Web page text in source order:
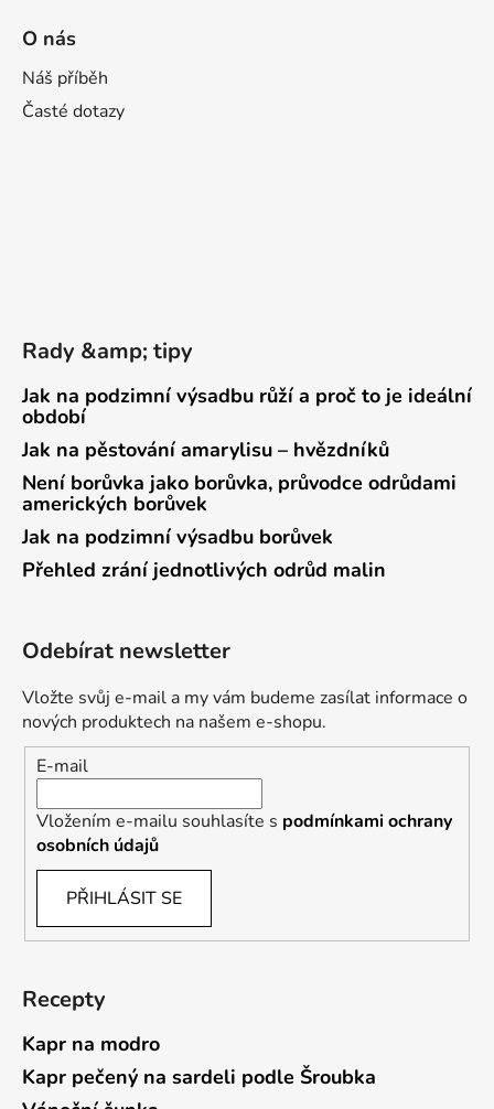
O nás
Náš příběh
Časté dotazy
Rady &amp; tipy
Jak na podzimní výsadbu růží a proč to je ideální
období
Jak na pěstování amarylisu – hvězdníků
Není borůvka jako borůvka, průvodce odrůdami
amerických borůvek
Jak na podzimní výsadbu borůvek
Přehled zrání jednotlivých odrůd malin
Odebírat newsletter
Vložte svůj e-mail a my vám budeme zasílat informace o
nových produktech na našem e-shopu.
E-mail
Vložením e-mailu souhlasíte s podmínkami ochrany
osobních údajů
PŘIHLÁSIT SE
Recepty
Kapr na modro
Kapr pečený na sardeli podle Šroubka